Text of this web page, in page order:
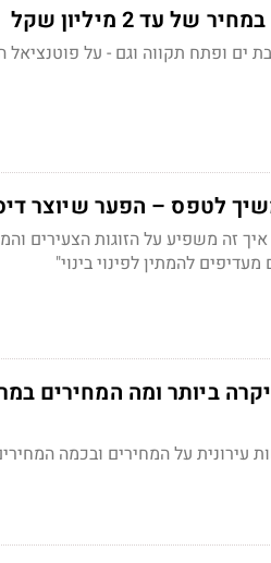
ים ופתח תקווה וגם - על
לטפס – הפער שיוצר
זה משפיע על הזוגות הצעירים
להמתין לפינוי בינוי"
ביותר ומה המחירים
על המחירים ובכמה